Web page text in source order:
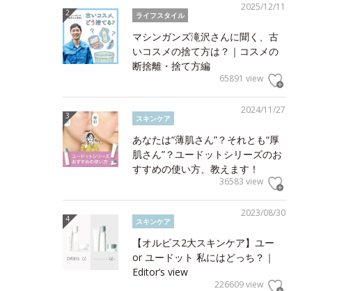
2025/12/11
ライフスタイル
マシンガンズ滝沢さんに聞く、古
いコスメの捨て方は？｜コスメの
断捨離・捨て方編
65891 view
2024/11/27
スキンケア
あなたは“薄肌さん”？それとも“厚
肌さん”？ユードットシリーズのお
すすめの使い方、教えます！
36583 view
2023/08/30
スキンケア
【オルビス2大スキンケア】ユー
or ユードット 私にはどっち？｜
Editor’s view
226609 view